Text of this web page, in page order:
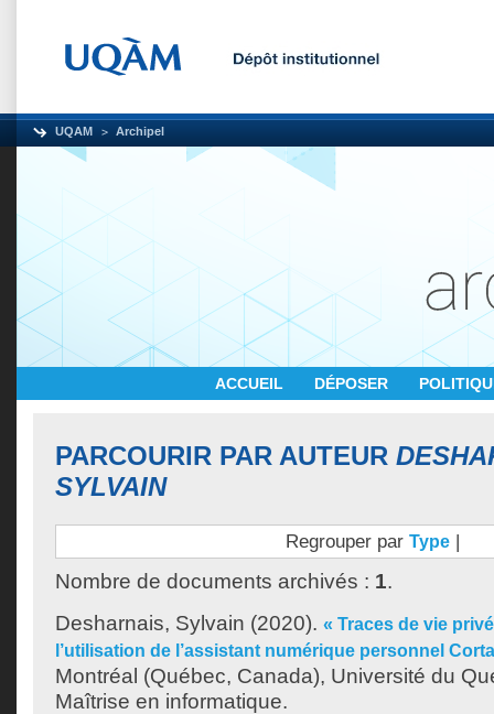
UQAM Archipel
ACCUEIL DÉPOSER
PARCOURIR PAR AUTEUR
SYLVAIN
Regrouper par Type |
Nombre de documents archivés : 1.
Desharnais, Sylvain (2020). « Traces de vie
l’utilisation de l’assistant numérique personnel
Montréal (Québec, Canada), Université du
Maîtrise en informatique.